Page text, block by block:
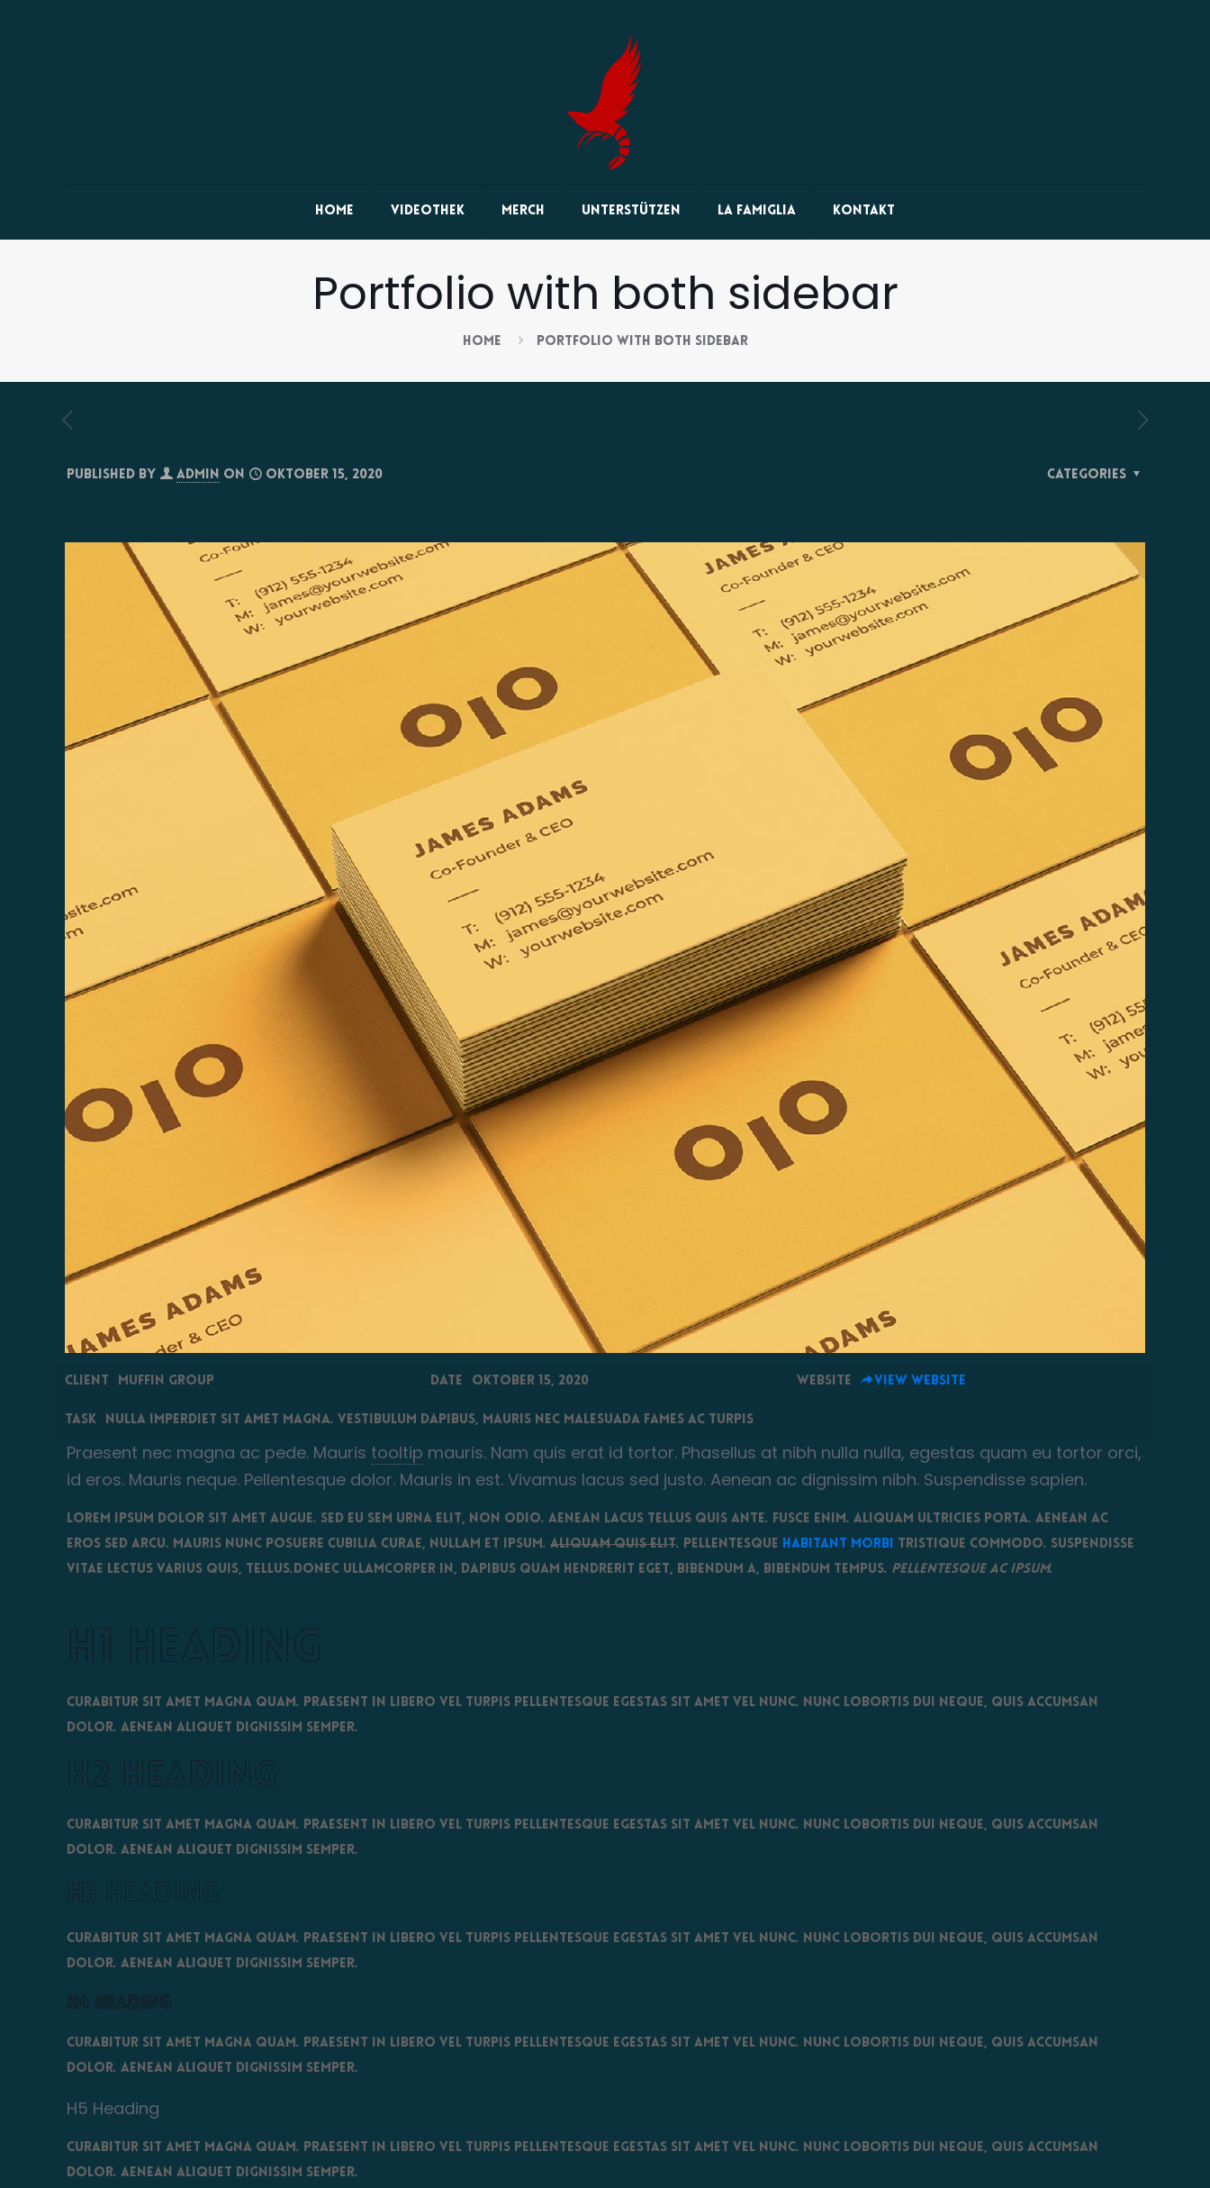
Home Videothek MERCH unterstützen la famiglia kontakt
Portfolio with both sidebar
Home Portfolio with both sidebar
Published by admin on Oktober 15, 2020 Categories
Client Muffin Group Date Oktober 15, 2020 Website View website
Task Nulla imperdiet sit amet magna. Vestibulum dapibus, mauris nec malesuada fames ac turpis
Praesent nec magna ac pede. Mauris tooltip mauris. Nam quis erat id tortor. Phasellus at nibh nulla nulla, egestas quam eu tortor orci,
id eros. Mauris neque. Pellentesque dolor. Mauris in est. Vivamus lacus sed justo. Aenean ac dignissim nibh. Suspendisse sapien.
Lorem ipsum dolor sit amet augue. Sed eu sem urna elit, non odio. Aenean lacus tellus quis ante. Fusce enim. Aliquam ultricies porta. Aenean ac
eros sed arcu. Mauris nunc posuere cubilia Curae, Nullam et ipsum.Aliquam quis elit. Pellentesque habitant morbi tristique commodo. Suspendisse
vitae lectus varius quis, tellus.Donec ullamcorper in, dapibus quam hendrerit eget, bibendum a, bibendum tempus. Pellentesque ac ipsum.
H1 Heading
Curabitur sit amet magna quam. Praesent in libero vel turpis pellentesque egestas sit amet vel nunc. Nunc lobortis dui neque, quis accumsan
dolor. Aenean aliquet dignissim semper.
H2 Heading
Curabitur sit amet magna quam. Praesent in libero vel turpis pellentesque egestas sit amet vel nunc. Nunc lobortis dui neque, quis accumsan
dolor. Aenean aliquet dignissim semper.
Curabitur sit amet magna quam. Praesent in libero vel turpis pellentesque egestas sit amet vel nunc. Nunc lobortis dui neque, quis accumsan
dolor. Aenean aliquet dignissim semper.
H4 Heading
Curabitur sit amet magna quam. Praesent in libero vel turpis pellentesque egestas sit amet vel nunc. Nunc lobortis dui neque, quis accumsan
dolor. Aenean aliquet dignissim semper.
H5 Heading
Curabitur sit amet magna quam. Praesent in libero vel turpis pellentesque egestas sit amet vel nunc. Nunc lobortis dui neque, quis accumsan
dolor. Aenean aliquet dignissim semper.